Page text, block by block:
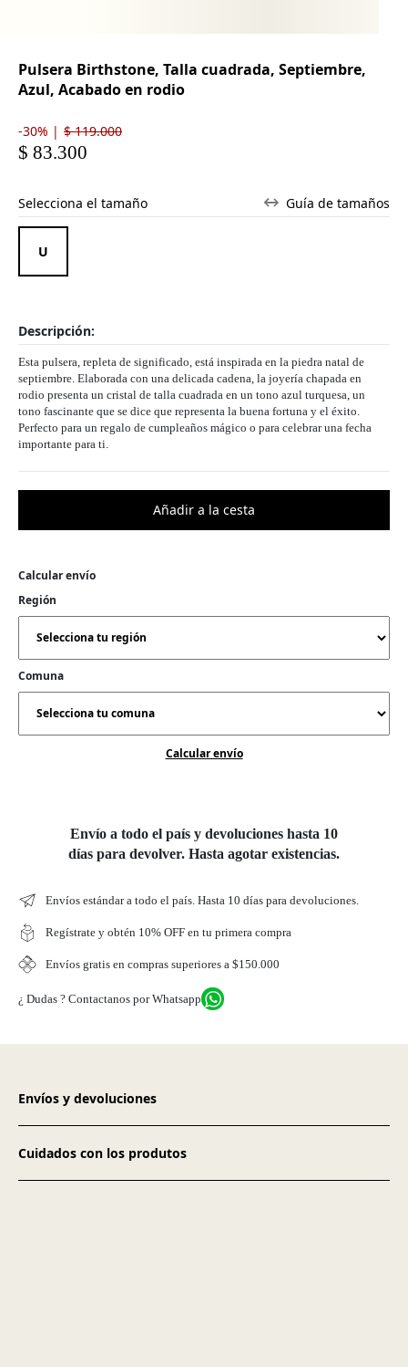
Pulsera Birthstone, Talla cuadrada, Septiembre,
Azul, Acabado en rodio
-30% | $ 119.000
$ 83.300
Selecciona el tamaño Guía de tamaños
Descripción:
Esta pulsera, repleta de significado, está inspirada en la piedra natal de
septiembre. Elaborada con una delicada cadena, la joyería chapada en
rodio presenta un cristal de talla cuadrada en un tono azul turquesa, un
tono fascinante que se dice que representa la buena fortuna y el éxito.
Perfecto para un regalo de cumpleaños mágico o para celebrar una fecha
importante para ti.
Calcular envío
Región
Comuna
Calcular envío
Envío a todo el país y devoluciones hasta 10
días para devolver. Hasta agotar existencias.
Envíos estándar a todo el país. Hasta 10 días para devoluciones.
Regístrate y obtén 10% OFF en tu primera compra
Envíos gratis en compras superiores a $150.000
¿ Dudas ? Contactanos por Whatsapp
Envíos y devoluciones
Cuidados con los produtos